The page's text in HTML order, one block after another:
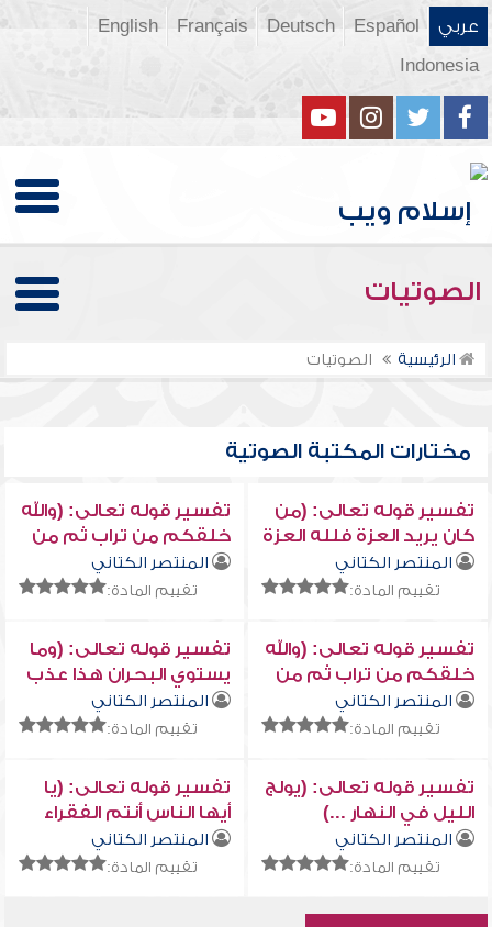
عربي Español
Deutsch
Français
English
Indonesia
الصوتيات
الرئيسية الصوتيات
مختارات المكتبة الصوتية
تفسير قوله تعالى: (من
كان يريد العزة فلله العزة
جميعاً...)
المنتصر الكتاني
تقييم المادة:
تفسير قوله تعالى: (والله
خلقكم من تراب ثم من
نطفة ثم جعلكم
أزواجاً...)
المنتصر الكتاني
تقييم المادة:
تفسير قوله تعالى: (والله
خلقكم من تراب ثم من
نطفة ثم جعلكم أزواجاً
المنتصر الكتاني
تقييم المادة:
تفسير قوله تعالى: (وما
يستوي البحران هذا عذب
فرات سائغ شرابه وهذا
ملح أجاج ...)
المنتصر الكتاني
تقييم المادة:
تفسير قوله تعالى: (يولج
الليل في النهار ...)
المنتصر الكتاني
تقييم المادة:
تفسير قوله تعالى: (يا
أيها الناس أنتم الفقراء
إلى الله ...)
المنتصر الكتاني
تقييم المادة: